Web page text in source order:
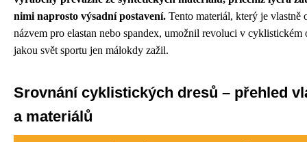
nimi naprosto výsadní postavení. Tento materiál, který je vlastně
názvem pro elastan nebo spandex, umožnil revoluci v cyklistickém
jakou svět sportu jen málokdy zažil.
Srovnání cyklistických dresů – přehled
a materiálů